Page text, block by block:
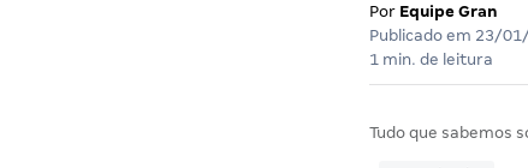
Por Equipe Gran
Publicado em 23/
1 min. de leitura
Tudo que sabemos